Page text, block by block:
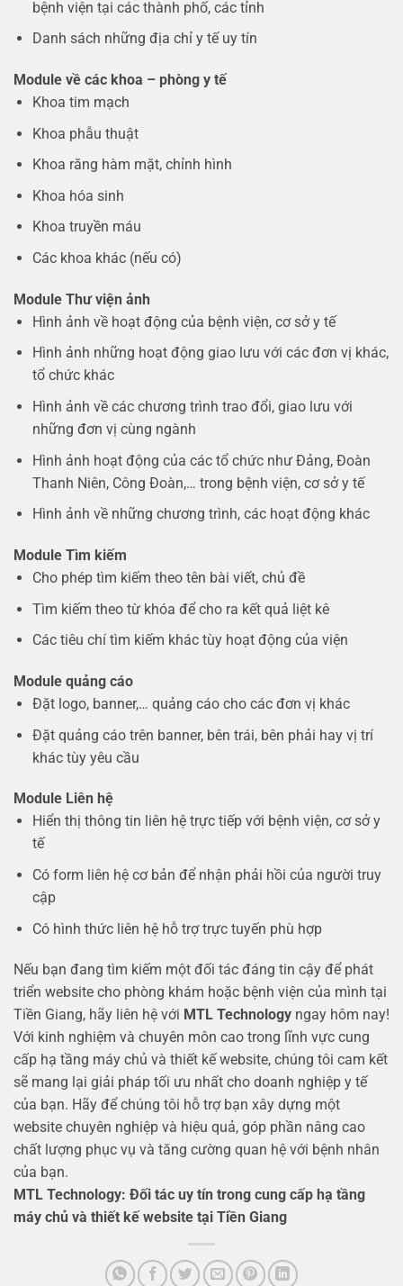
bệnh viện tại các thành phố, các tỉnh
Danh sách những địa chỉ y tế uy tín
Module về các khoa – phòng y tế
Khoa tim mạch
Khoa phẫu thuật
Khoa răng hàm mặt, chỉnh hình
Khoa hóa sinh
Khoa truyền máu
Các khoa khác (nếu có)
Module Thư viện ảnh
Hình ảnh về hoạt động của bệnh viện, cơ sở y tế
Hình ảnh những hoạt động giao lưu với các đơn vị khác,
tổ chức khác
Hình ảnh về các chương trình trao đổi, giao lưu với
những đơn vị cùng ngành
Hình ảnh hoạt động của các tổ chức như Đảng, Đoàn
Thanh Niên, Công Đoàn,… trong bệnh viện, cơ sở y tế
Hình ảnh về những chương trình, các hoạt động khác
Module Tìm kiếm
Cho phép tìm kiếm theo tên bài viết, chủ đề
Tìm kiếm theo từ khóa để cho ra kết quả liệt kê
Các tiêu chí tìm kiếm khác tùy hoạt động của viện
Module quảng cáo
Đặt logo, banner,… quảng cáo cho các đơn vị khác
Đặt quảng cáo trên banner, bên trái, bên phải hay vị trí
khác tùy yêu cầu
Module Liên hệ
Hiển thị thông tin liên hệ trực tiếp với bệnh viện, cơ sở y
tế
Có form liên hệ cơ bản để nhận phải hồi của người truy
cập
Có hình thức liên hệ hỗ trợ trực tuyến phù hợp
Nếu bạn đang tìm kiếm một đối tác đáng tin cậy để phát
triển website cho phòng khám hoặc bệnh viện của mình tại
Tiền Giang, hãy liên hệ với MTL Technology ngay hôm nay!
Với kinh nghiệm và chuyên môn cao trong lĩnh vực cung
cấp hạ tầng máy chủ và thiết kế website, chúng tôi cam kết
sẽ mang lại giải pháp tối ưu nhất cho doanh nghiệp y tế
của bạn. Hãy để chúng tôi hỗ trợ bạn xây dựng một
website chuyên nghiệp và hiệu quả, góp phần nâng cao
chất lượng phục vụ và tăng cường quan hệ với bệnh nhân
của bạn.
MTL Technology: Đối tác uy tín trong cung cấp hạ tầng
máy chủ và thiết kế website tại Tiền Giang